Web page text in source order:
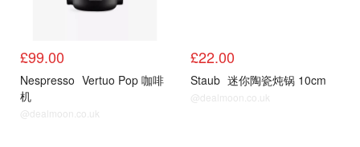
£99.00
Nespresso Vertuo Pop 咖啡
机
@dealmoon.co.uk
£22.00
Staub 迷你陶瓷炖锅 10cm
@dealmoon.co.uk